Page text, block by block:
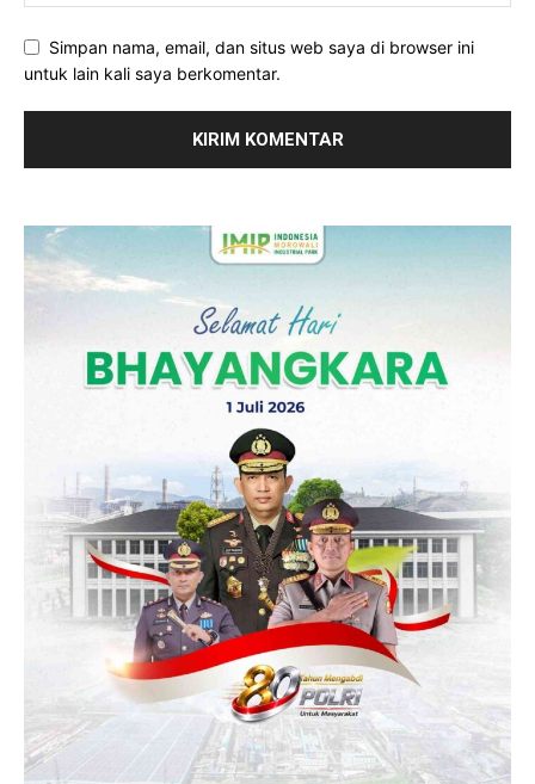
Simpan nama, email, dan situs web saya di browser ini
untuk lain kali saya berkomentar.